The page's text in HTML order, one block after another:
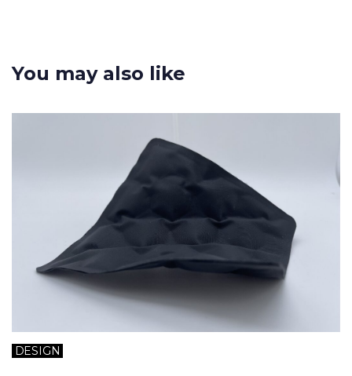
You may also like
DESIGN